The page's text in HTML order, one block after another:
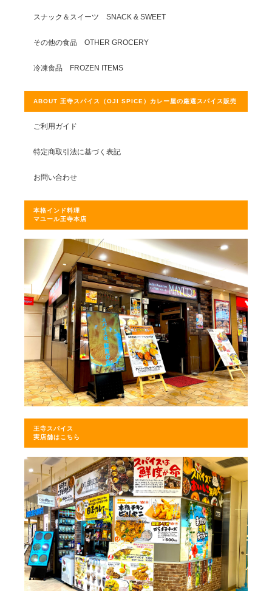
スナック＆スイーツ SNACK & SWEET
その他の食品 OTHER GROCERY
冷凍食品 FROZEN ITEMS
ABOUT 王寺スパイス（OJI SPICE）カレー屋の厳選スパイス販売
ご利用ガイド
特定商取引法に基づく表記
お問い合わせ
本格インド料理
マユール王寺本店
王寺スパイス
実店舗はこちら